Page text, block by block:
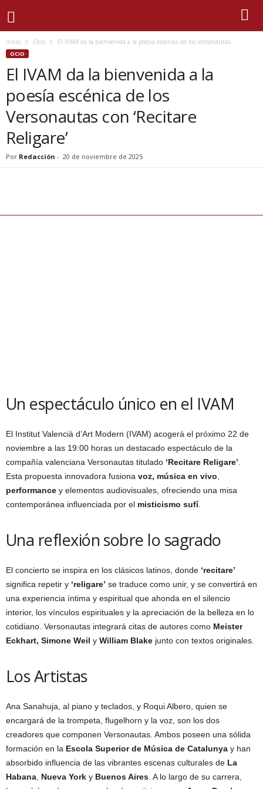
Inicio Ocio El IVAM da la bienvenida a la poesía escénica de los Versonautas...
OCIO
El IVAM da la bienvenida a la
poesía escénica de los
Versonautas con ‘Recitare
Religare’
Por Redacción - 20 de noviembre de 2025
Un espectáculo único en el IVAM
El Institut Valencià d’Art Modern (IVAM) acogerá el próximo 22 de
noviembre a las 19:00 horas un destacado espectáculo de la
compañía valenciana Versonautas titulado ‘Recitare Religare’
Esta propuesta innovadora fusiona voz, música en vivo
performance y elementos audiovisuales, ofreciendo una misa
contemporánea influenciada por el misticismo sufí.
Una reflexión sobre lo sagrado
El concierto se inspira en los clásicos latinos, donde ‘recitare’
significa repetir y ‘religare’ se traduce como unir, y se convertirá en
una experiencia íntima y espiritual que ahonda en el silencio
interior, los vínculos espirituales y la apreciación de la belleza en lo
cotidiano. Versonautas integrará citas de autores como Meister
Eckhart, Simone Weil y William Blake junto con textos originales.
Los Artistas
Ana Sanahuja, al piano y teclados, y Roqui Albero, quien se
encargará de la trompeta, flugelhorn y la voz, son los dos
creadores que componen Versonautas. Ambos poseen una sólida
formación en la Escola Superior de Música de Catalunya y han
absorbido influencia de las vibrantes escenas culturales de La
Habana Nueva York y Buenos Aires . A lo largo de su carrera,